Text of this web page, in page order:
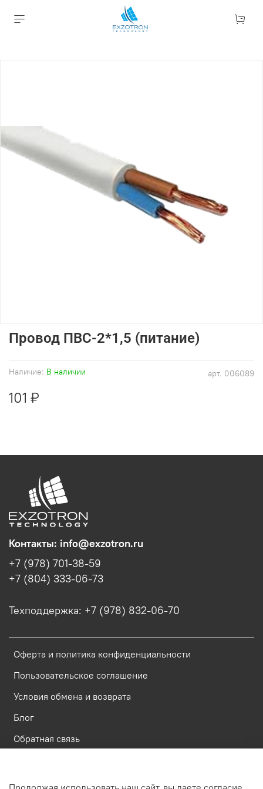
арт. 006089
Наличие: В наличии
Провод ПВС-2*1,5 (питание)
101 ₽
Оферта и политика конфиденциальности
Пользовательское соглашение
Условия обмена и возврата
Блог
Обратная связь
Контакты: info@exzotron.ru
+7 (978) 701-38-59
+7 (804) 333-06-73
Техподдержка: +7 (978) 832-06-70